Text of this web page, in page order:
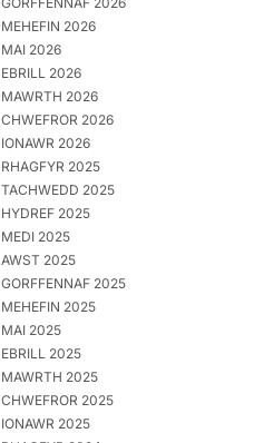
MEHEFIN 2026
MAI 2026
EBRILL 2026
MAWRTH 2026
CHWEFROR 2026
IONAWR 2026
RHAGFYR 2025
TACHWEDD 2025
HYDREF 2025
MEDI 2025
AWST 2025
GORFFENNAF 2025
MEHEFIN 2025
MAI 2025
EBRILL 2025
MAWRTH 2025
CHWEFROR 2025
IONAWR 2025